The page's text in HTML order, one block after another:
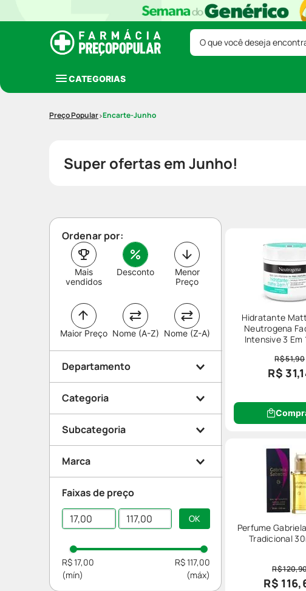
O que você deseja
CATEGORIAS
Encarte-Junho
Super ofertas em Junho!
Ordenar por:
Mais
vendidos
Desconto
Maior Preço
Menor
Preço
Nome (A-Z) Nome (Z-A)
Departamento
Beleza e Proteção
Perfumes
Dermocosméticos
Categoria
Rosto
Perfume Masculino
Perfume Feminino
Corpo
Subcategoria
Anti-idade
Hidratante
Marca
Neutrogena
Nivea
Gabriela Sabatini
Eudora
Faixas de preço
R$ 17,00 R$ 117,00
Hidratante
Neutrogena
Intensive 3 Em
R$ 51,90
R$
Perfume
Tradicional
R$
R$